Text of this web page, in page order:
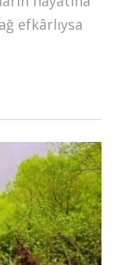
efkârlıysa